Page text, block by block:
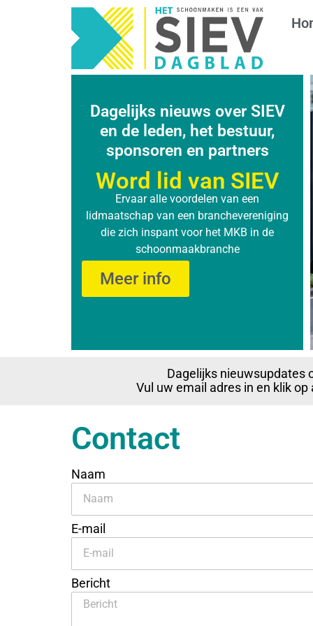
Dagelijks nieuws over SIEV
en de leden, het bestuur,
sponsoren en partners
Word lid van SIEV
Ervaar alle voordelen van een
lidmaatschap van een branchevereniging
die zich inspant voor het MKB in de
schoonmaakbranche
Meer info
Dagelijks nieuwsupdates
Vul uw email adres in en klik
Contact
Naam
E-mail
Bericht